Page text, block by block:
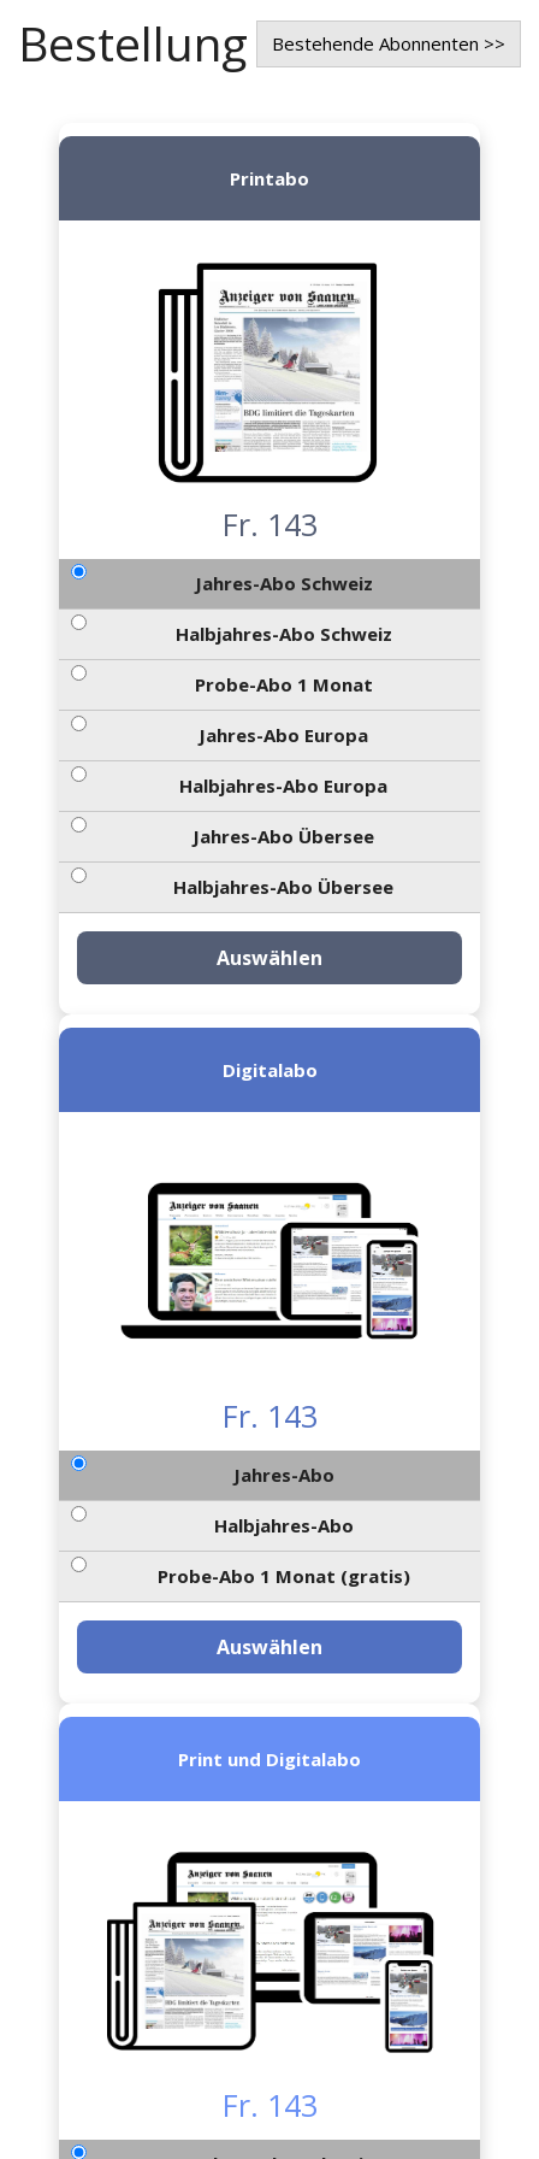
Bestellung Bestehende Abonnenten >>
Printabo
Fr. 143
Jahres-Abo Schweiz
Halbjahres-Abo Schweiz
Probe-Abo 1 Monat
Jahres-Abo Europa
Halbjahres-Abo Europa
Jahres-Abo Übersee
Halbjahres-Abo Übersee
Auswählen
Digitalabo
Fr. 143
Jahres-Abo
Halbjahres-Abo
Probe-Abo 1 Monat (gratis)
Auswählen
Print und Digitalabo
Fr. 143